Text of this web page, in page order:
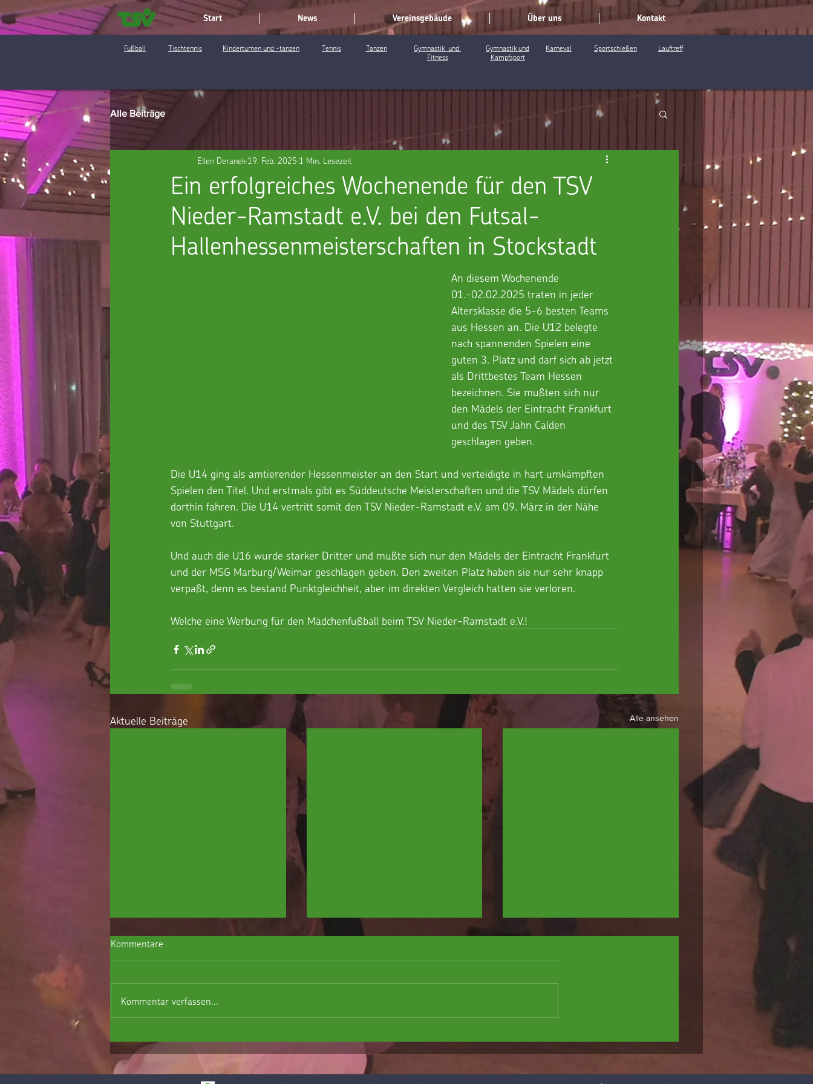
Start News Vereinsgebäude Über uns Kontakt
Fußball Tischtennis Kinderturnen und -tanzen Tennis Tanzen
Gymnastik und
Fitness
Gymnastik und
Kampfsport
Karneval Sportschießen Lauftreff
Alle Beiträge
Ein erfolgreiches Wochenende für den TSV
Nieder-Ramstadt e.V. bei den Futsal-
Hallenhessenmeisterschaften in Stockstadt
Ellen Deranek19. Feb. 2025 1 Min. Lesezeit
An diesem Wochenende
01.-02.02.2025 traten in jeder
Altersklasse die 5-6 besten Teams
aus Hessen an. Die U12 belegte
nach spannenden Spielen eine
guten 3. Platz und darf sich ab jetzt
als Drittbestes Team Hessen
bezeichnen. Sie mußten sich nur
den Mädels der Eintracht Frankfurt
und des TSV Jahn Calden
geschlagen geben.
Die U14 ging als amtierender Hessenmeister an den Start und verteidigte in hart umkämpften
Spielen den Titel. Und erstmals gibt es Süddeutsche Meisterschaften und die TSV Mädels dürfen
dorthin fahren. Die U14 vertritt somit den TSV Nieder-Ramstadt e.V. am 09. März in der Nähe
von Stuttgart.
Und auch die U16 wurde starker Dritter und mußte sich nur den Mädels der Eintracht Frankfurt
und der MSG Marburg/Weimar geschlagen geben. Den zweiten Platz haben sie nur sehr knapp
verpaßt, denn es bestand Punktgleichheit, aber im direkten Vergleich hatten sie verloren.
Welche eine Werbung für den Mädchenfußball beim TSV Nieder-Ramstadt e.V.!
Aktuelle Beiträge Alle ansehen
29.08.2026
Kommentare
Kommentar verfassen...